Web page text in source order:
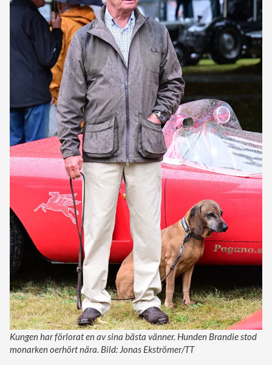
Kungen har förlorat en av sina bästa vänner. Hunden Brandie stod
monarken oerhört nära. Bild: Jonas Ekströmer/TT